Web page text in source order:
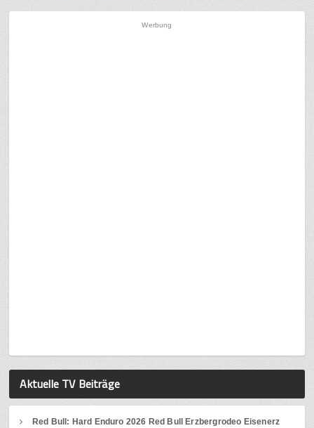
Werbung
Aktuelle TV Beiträge
Red Bull: Hard Enduro 2026 Red Bull Erzbergrodeo Eisenerz